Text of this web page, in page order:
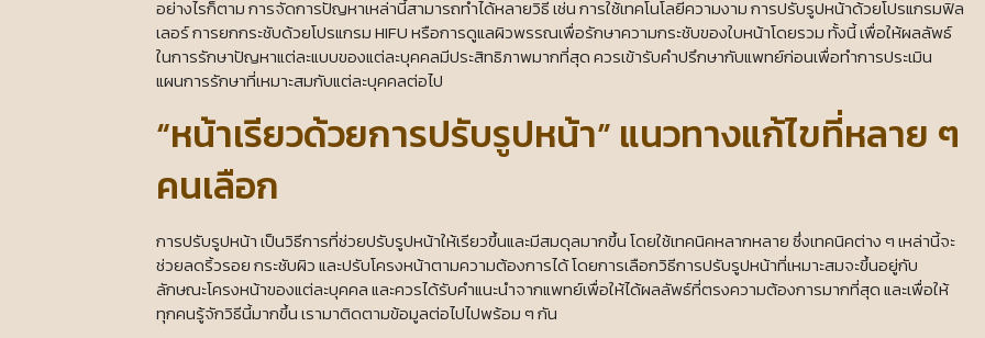
อย่างไรก็ตาม การจัดการปัญหาเหล่านี้สามารถทำได้หลายวิธี เช่น การใช้เทคโนโลยีความงาม การปรับรูปหน้าด้วยโปรแกรมฟิล
เลอร์ การยกกระชับด้วยโปรแกรม HIFU หรือการดูแลผิวพรรณเพื่อรักษาความกระชับของใบหน้าโดยรวม ทั้งนี้ เพื่อให้ผลลัพธ์
ในการรักษาปัญหาแต่ละแบบของแต่ละบุคคลมีประสิทธิภาพมากที่สุด ควรเข้ารับคำปรึกษากับแพทย์ก่อนเพื่อทำการประเมิน
แผนการรักษาที่เหมาะสมกับแต่ละบุคคลต่อไป
“หน้าเรียวด้วยการปรับรูปหน้า” แนวทางแก้ไขที่หลาย ๆ
คนเลือก
การปรับรูปหน้า เป็นวิธีการที่ช่วยปรับรูปหน้าให้เรียวขึ้นและมีสมดุลมากขึ้น โดยใช้เทคนิคหลากหลาย ซึ่งเทคนิคต่าง ๆ เหล่านี้จะ
ช่วยลดริ้วรอย กระชับผิว และปรับโครงหน้าตามความต้องการได้ โดยการเลือกวิธีการปรับรูปหน้าที่เหมาะสมจะขึ้นอยู่กับ
ลักษณะโครงหน้าของแต่ละบุคคล และควรได้รับคำแนะนำจากแพทย์เพื่อให้ได้ผลลัพธ์ที่ตรงความต้องการมากที่สุด และเพื่อให้
ทุกคนรู้จักวิธีนี้มากขึ้น เรามาติดตามข้อมูลต่อไปไปพร้อม ๆ กัน